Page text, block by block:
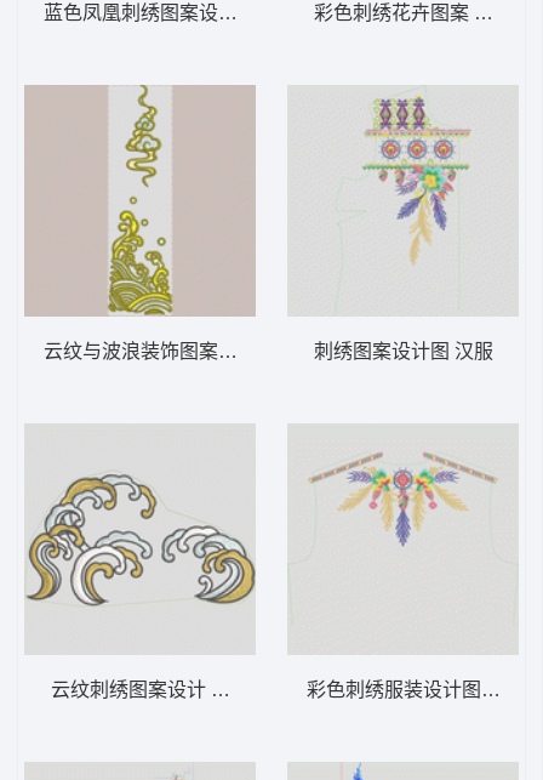
蓝色凤凰刺绣图案设计 汉服
云纹与波浪装饰图案 汉服
云纹刺绣图案设计 汉服
彩色刺绣花卉图案 汉服
刺绣图案设计图 汉服
彩色刺绣服装设计图 汉服